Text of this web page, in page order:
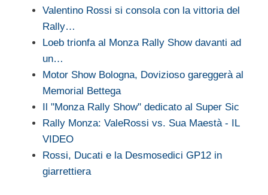
Valentino Rossi si consola con la vittoria del
Rally…
Loeb trionfa al Monza Rally Show davanti ad
un…
Motor Show Bologna, Dovizioso gareggerà al
Memorial Bettega
Il "Monza Rally Show" dedicato al Super Sic
Rally Monza: ValeRossi vs. Sua Maestà - IL
VIDEO
Rossi, Ducati e la Desmosedici GP12 in
giarrettiera